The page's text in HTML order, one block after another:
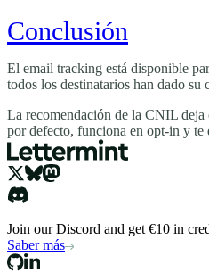
Conclusión
El email tracking está disponible
todos los destinatarios han dado su
La recomendación de la CNIL deja
por defecto, funciona en opt-in y te
Join our Discord and get €10 in
Saber más